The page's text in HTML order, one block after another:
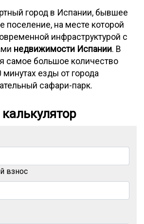
город в Испании, бывшее
поселение, на месте которой
инфраструктурой с
недвижимости Испании. В
самое большое количество
минутах езды от города
сафари-парк.
взнос